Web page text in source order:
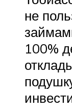
не
100%